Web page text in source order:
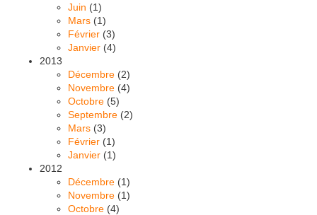
Juin (1)
Mars (1)
Février (3)
Janvier (4)
2013
Décembre (2)
Novembre (4)
Octobre (5)
Septembre (2)
Mars (3)
Février (1)
Janvier (1)
2012
Décembre (1)
Novembre (1)
Octobre (4)